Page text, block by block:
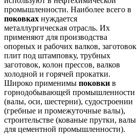
промышленности. Наиболее всего в
поковках нуждается
металлургическая отрасль. Их
применяют для производства
опорных и рабочих валков, заготовок
плит под штамповку, трубных
заготовок, колон прессов, валков
холодной и горячей прокатки.
Широко применимы поковки в
горнодобывающей промышленности
(валы, оси, шестерни), судостроении
(гребные и промежуточные валы),
строительстве (кованые прутки, валы
для цементной промышленности).